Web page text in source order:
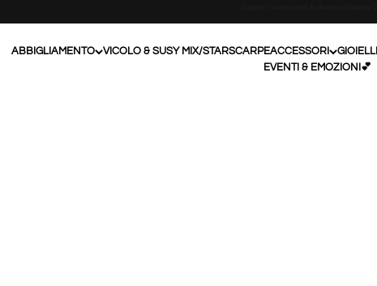
ABBIGLIAMENTO VICOLO & SUSY MIX/STARSCARPEACCESSORI GIOIELLI
EVENTI & EMOZIONI💕